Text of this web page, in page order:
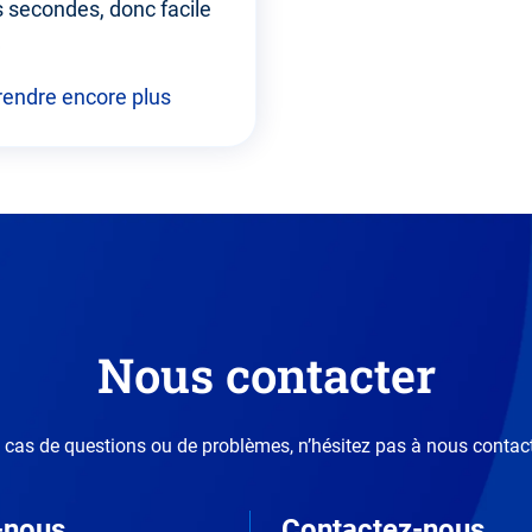
secondes, donc facile
encore plus
Nous contacter
cas de questions ou de problèmes, n’hésitez pas à nous